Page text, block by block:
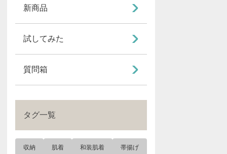
新商品
試してみた
質問箱
タグ一覧
収納 肌着 和装肌着 帯揚げ